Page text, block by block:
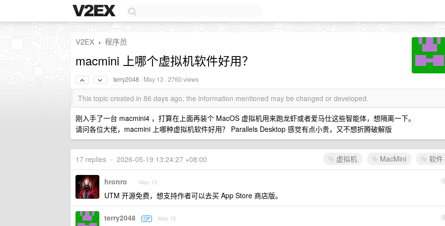
V2EX › 程序员
macmini 上哪个虚拟机软件好用？
terry2048 · May 13 · 2760 views
This topic created in 86 days ago, the information mentioned may be changed or developed.
刚入手了一台 macmini4 ，打算在上面再装个 MacOS 虚拟机用来跑龙虾或者爱马仕这些智能体，想隔离一下。
请问各位大佬，macmini 上哪种虚拟机软件好用？ Parallels Desktop 感觉有点小贵，又不想折腾破解版
虚拟机 MacMini 软件
17 replies • 2026-05-19 13:24:27 +08:00
1
hronro May 13
UTM 开源免费，想支持作者可以去买 App Store 商店版。
2
terry2048 OP May 13